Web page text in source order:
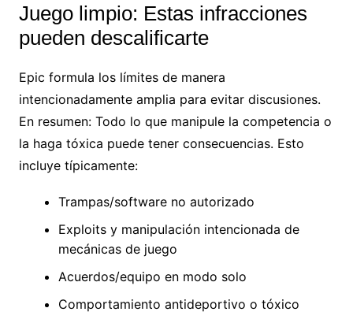
Juego limpio: Estas infracciones
pueden descalificarte
Epic formula los límites de manera
intencionadamente amplia para evitar discusiones.
En resumen: Todo lo que manipule la competencia o
la haga tóxica puede tener consecuencias. Esto
incluye típicamente:
Trampas/software no autorizado
Exploits y manipulación intencionada de
mecánicas de juego
Acuerdos/equipo en modo solo
Comportamiento antideportivo o tóxico